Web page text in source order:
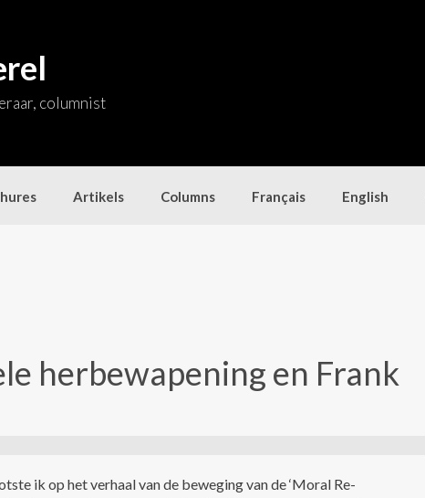
columnist
Artikels Columns Français English
herbewapening en Frank
ik op het verhaal van de beweging van de ‘Moral Re-